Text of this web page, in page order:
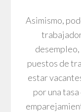
Asimismo,
desempleo,
puestos de
estar
por una